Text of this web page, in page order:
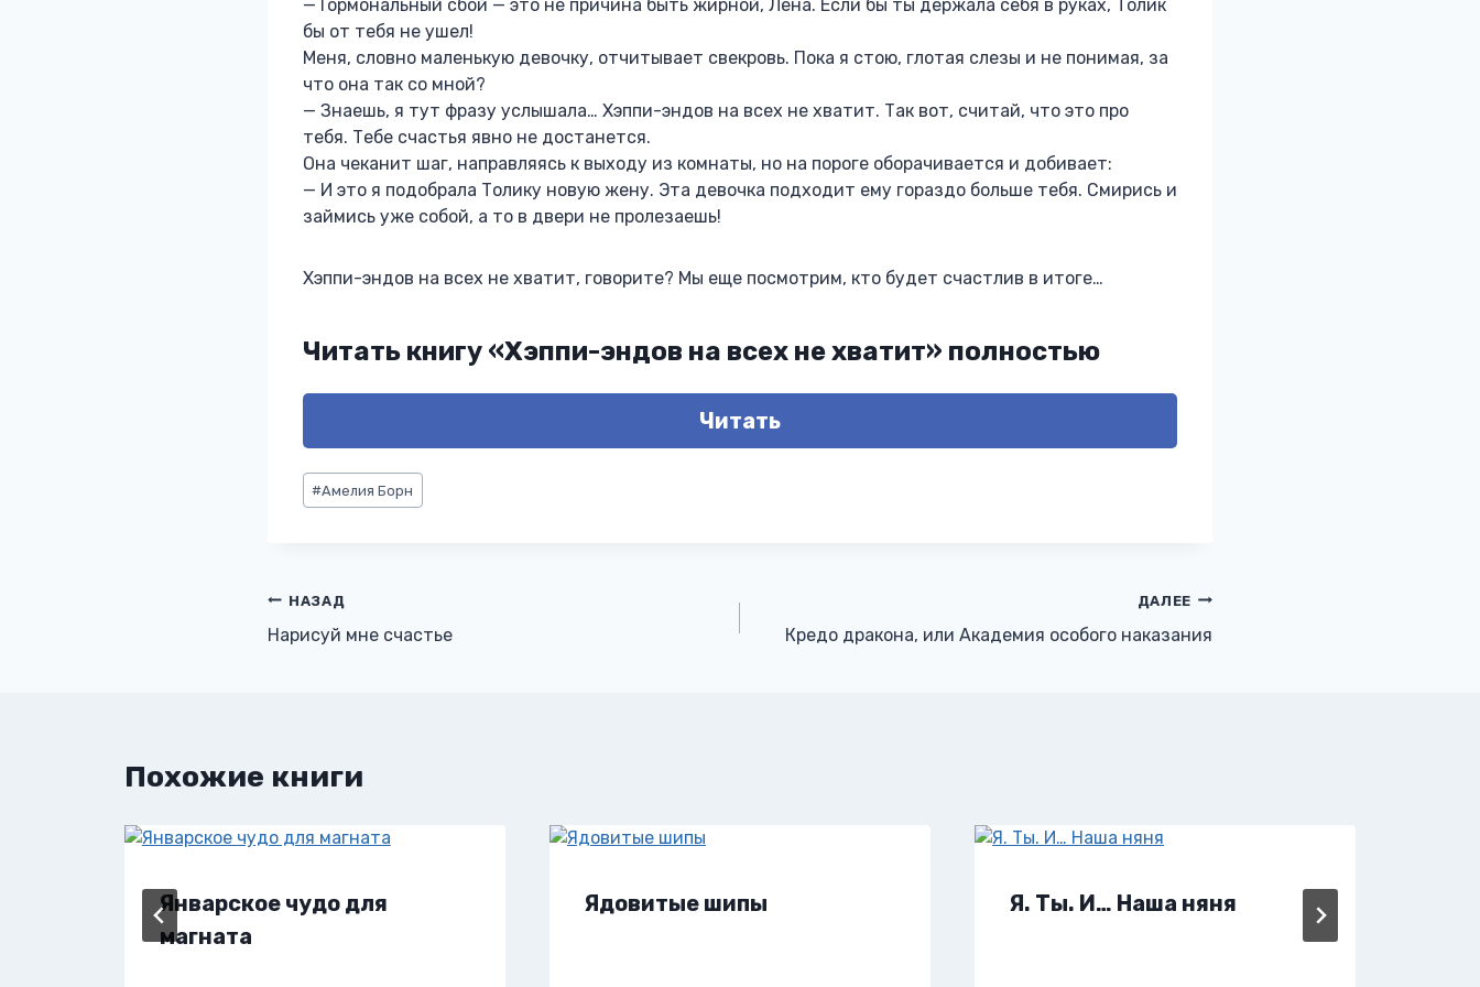
— Гормональный сбой — это не причина быть жирной, Лена. Если бы ты держала себя в руках, Толик
бы от тебя не ушел!
Меня, словно маленькую девочку, отчитывает свекровь. Пока я стою, глотая слезы и не понимая, за
что она так со мной?
— Знаешь, я тут фразу услышала… Хэппи-эндов на всех не хватит. Так вот, считай, что это про
тебя. Тебе счастья явно не достанется.
Она чеканит шаг, направляясь к выходу из комнаты, но на пороге оборачивается и добивает:
— И это я подобрала Толику новую жену. Эта девочка подходит ему гораздо больше тебя. Смирись и
займись уже собой, а то в двери не пролезаешь!
Хэппи-эндов на всех не хватит, говорите? Мы еще посмотрим, кто будет счастлив в итоге…
Читать книгу «Хэппи-эндов на всех не хватит» полностью
Читать
Метки
записи:
#Амелия Борн
Навигация
по
НАЗАД
Нарисуй мне счастье
ДАЛЕЕ
Кредо дракона, или Академия особого наказания
Похожие книги
Январское чудо для
магната
Ядовитые шипы Я. Ты. И… Наша няня